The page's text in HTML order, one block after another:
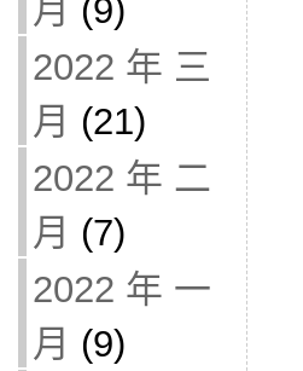
月 (9)
2022 年 三
月 (21)
2022 年 二
月 (7)
2022 年 一
月 (9)